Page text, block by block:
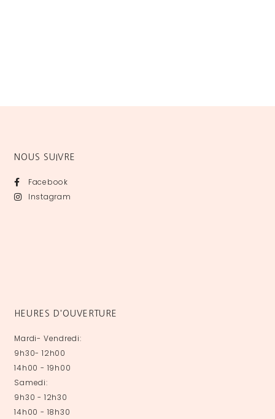
NOUS SUIVRE
Facebook
Instagram
HEURES D'OUVERTURE
Mardi- Vendredi:
9h30- 12h00
14h00 - 19h00
Samedi:
9h30 - 12h30
14h00 - 18h30